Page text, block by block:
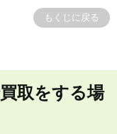
もくじに戻る
取をする場